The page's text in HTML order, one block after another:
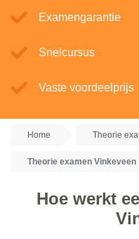
Examengarantie
Snelcursus
Vaste voordeelprijs
Home Theorie
Theorie examen Vinkeveen
Hoe werkt